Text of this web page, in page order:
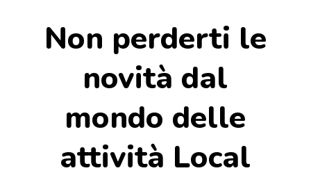
Non perderti le
novità dal
mondo delle
attività Local